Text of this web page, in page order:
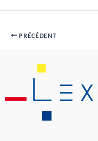
PRÉCÉDENT